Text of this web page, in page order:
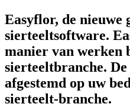
Easyflor, de nieuwe
sierteeltsoftware.
manier van werken
sierteeltbranche.
afgestemd op uw
sierteelt-branche.